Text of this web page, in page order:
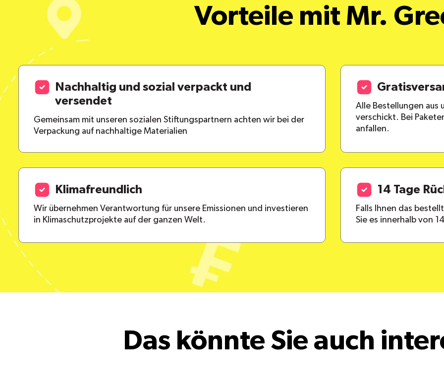
Vorteile mit Mr.
Nachhaltig und sozial verpackt und
versendet
Gemeinsam mit unseren sozialen Stiftungspartnern achten wir bei der
Verpackung auf nachhaltige Materialien
Alle Bestellungen aus
verschickt. Bei
anfallen.
Klimafreundlich
Wir übernehmen Verantwortung für unsere Emissionen und investieren
in Klimaschutzprojekte auf der ganzen Welt.
14 Tage
Falls Ihnen das
Sie es innerhalb von
Das könnte Sie auch